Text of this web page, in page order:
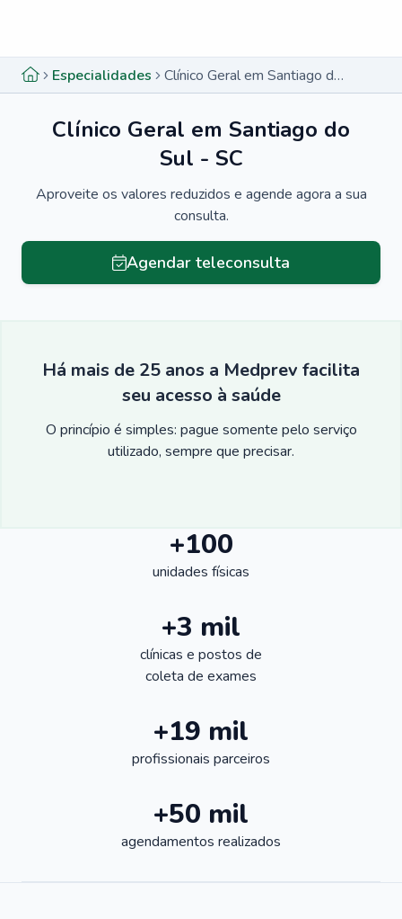
Especialidades Clínico Geral em Santiago do Sul - SC
Clínico Geral em Santiago do
Sul - SC
Aproveite os valores reduzidos e agende agora a sua
consulta.
Agendar teleconsulta
Há mais de 25 anos a Medprev facilita
seu acesso à saúde
O princípio é simples: pague somente pelo serviço
utilizado, sempre que precisar.
+100
unidades físicas
+3 mil
clínicas e postos de
coleta de exames
+19 mil
profissionais parceiros
+50 mil
agendamentos realizados